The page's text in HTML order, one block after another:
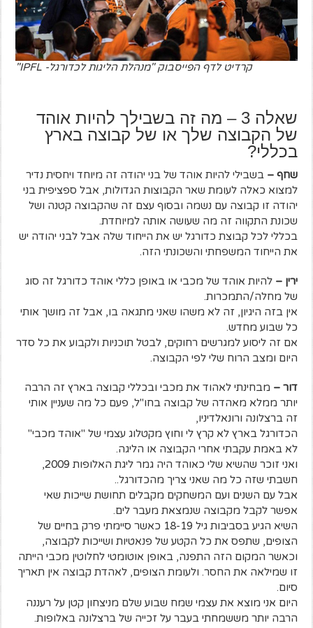
קרדיט לדף הפייסבוק "מנהלת הליגות לכדורגל- IPFL"
שאלה 3 – מה זה בשבילך להיות אוהד
של הקבוצה שלך או של קבוצה בארץ
בכללי?
שחף –בשבילי להיות אוהד של בני יהודה זה מיוחד ויחסית נדיר
למצוא כאלה לעומת שאר הקבוצות הגדולות, אבל ספציפית בני
יהודה זו קבוצה עם נשמה ובסוף עצם זה שהקבוצה קטנה ושל
שכונת התקווה זה מה שעושה אותה למיוחדת.
בכללי לכל קבוצת כדורגל יש את הייחוד שלה אבל לבני יהודה יש
את הייחוד המשפחתי והשכונתי הזה.
ירין –להיות אוהד של מכבי או באופן כללי אוהד כדורגל זה סוג
של מחלה/התמכרות.
אין בזה היגיון, זה לא משהו שאני מתגאה בו, אבל זה מושך אותי
כל שבוע מחדש.
אם זה ליסוע למגרשים רחוקים, לבטל תוכניות ולקבוע את כל סדר
היום ומצב הרוח שלי לפי הקבוצה.
דור – מבחינתי לאהוד את מכבי ובכללי קבוצה בארץ זה הרבה
יותר ממלא מאהדה של קבוצה בחו"ל, פעם כל מה שעניין אותי
זה ברצלונה ורונאלדיניו,
הכדורגל בארץ לא קרץ לי וחוץ מקטלוג עצמי של "אוהד מכבי"
לא באמת עקבתי אחרי הקבוצה או הליגה.
ואני זוכר שהשיא שלי כאוהד היה גמר ליגת האלופות 2009,
חשבתי שזה כל מה שאני צריך מהכדורגל..
אבל עם השנים ועם המשחקים מקבלים תחושת שייכות שאי
אפשר לקבל מקבוצה שנמצאת מעבר לים.
השיא הגיע בסביבות גיל 18-19 כאשר סיימתי פרק בחיים של
הצופים, שתפס את כל הקטע של פנאטיות ושייכות לקבוצה,
וכאשר המקום הזה התפנה, באופן אוטומטי לחלוטין מכבי הייתה
זו שמילאה את החסר. ולעומת הצופים, לאהדת קבוצה אין תאריך
סיום.
היום אני מוצא את עצמי שמח שבוע שלם מניצחון קטן על רעננה
הרבה יותר מששמחתי בעבר על זכייה של ברצלונה באלופות.